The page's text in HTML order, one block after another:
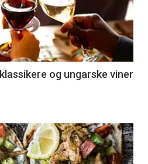
og ungarske viner